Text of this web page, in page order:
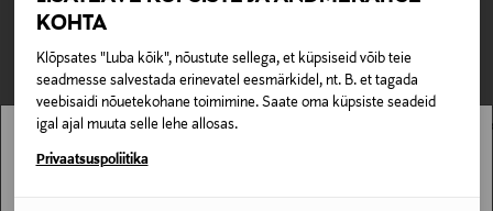
KOHTA
Klõpsates "Luba kõik", nõustute sellega, et küpsiseid võib teie
seadmesse salvestada erinevatel eesmärkidel, nt. B. et tagada
veebisaidi nõuetekohane toimimine. Saate oma küpsiste seadeid
igal ajal muuta selle lehe allosas.
Privaatsuspoliitika
Tootenumber
177865891
Materjal
Tarnimine pakiautomaati või postkontorisse
TEISED KLIENDID
VAATASID KA
Stockmann pole Sinu riigis saadaval.